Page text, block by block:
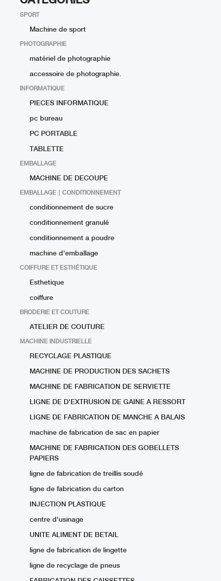
SPORT
Machine de sport
PHOTOGRAPHIE
matériel de photographie
accessoire de photographie.
INFORMATIQUE
PIECES INFORMATIQUE
pc bureau
PC PORTABLE
TABLETTE
EMBALLAGE
MACHINE DE DECOUPE
EMBALLAGE ∣ CONDITIONNEMENT
conditionnement de sucre
conditionnement granulé
conditionnement a poudre
machine d'emballage
COIFFURE ET ESTHÉTIQUE
Esthetique
coiffure
BRODERIE ET COUTURE
ATELIER DE COUTURE
MACHINE INDUSTRIELLE
RECYCLAGE PLASTIQUE
MACHINE DE PRODUCTION DES SACHETS
MACHINE DE FABRICATION DE SERVIETTE
LIGNE DE D'EXTRUSION DE GAINE A RESSORT
LIGNE DE FABRICATION DE MANCHE A BALAIS
machine de fabrication de sac en papier
MACHINE DE FABRICATION DES GOBELLETS
PAPIERS
ligne de fabrication de treillis soudé
ligne de fabrication du carton
INJECTION PLASTIQUE
centre d'usinage
UNITE ALIMENT DE BETAIL
ligne de fabrication de lingette
ligne de recyclage de pneus